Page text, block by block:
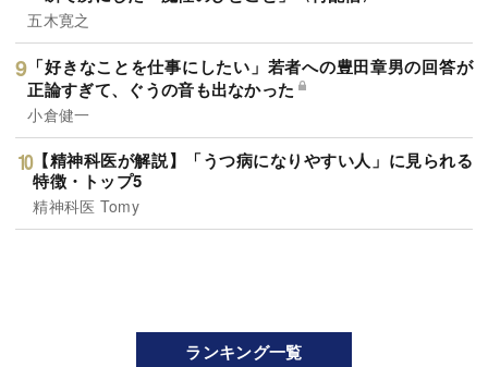
五木寛之
「好きなことを仕事にしたい」若者への豊田章男の回答が
正論すぎて、ぐうの音も出なかった
小倉健一
【精神科医が解説】「うつ病になりやすい人」に見られる
特徴・トップ5
精神科医 Tomy
ランキング一覧